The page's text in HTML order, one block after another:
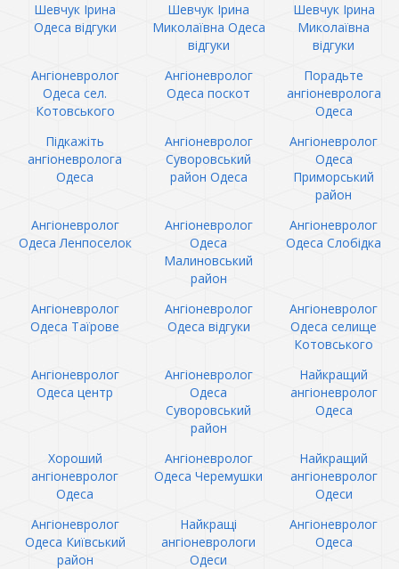
Шевчук Ірина
Одеса відгуки
Шевчук Ірина
Миколаївна Одеса
відгуки
Шевчук Ірина
Миколаївна
відгуки
Ангіоневролог
Одеса сел.
Котовського
Ангіоневролог
Одеса поскот
Порадьте
ангіоневролога
Одеса
Підкажіть
ангіоневролога
Одеса
Ангіоневролог
Суворовський
район Одеса
Ангіоневролог
Одеса
Приморський
район
Ангіоневролог
Одеса Ленпоселок
Ангіоневролог
Одеса
Малиновський
район
Ангіоневролог
Одеса Слобідка
Ангіоневролог
Одеса Таїрове
Ангіоневролог
Одеса відгуки
Ангіоневролог
Одеса селище
Котовського
Ангіоневролог
Одеса центр
Ангіоневролог
Одеса
Суворовський
район
Найкращий
ангіоневролог
Одеса
Хороший
ангіоневролог
Одеса
Ангіоневролог
Одеса Черемушки
Найкращий
ангіоневролог
Одеси
Ангіоневролог
Одеса Київський
район
Найкращі
ангіоневрологи
Одеси
Ангіоневролог
Одеса